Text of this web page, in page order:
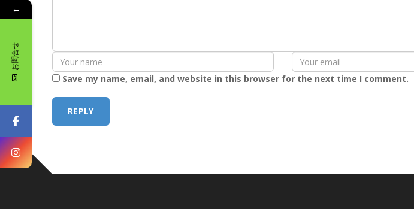
Save my name, email, and website in this browser for the next time I comment.
←
お問合せ